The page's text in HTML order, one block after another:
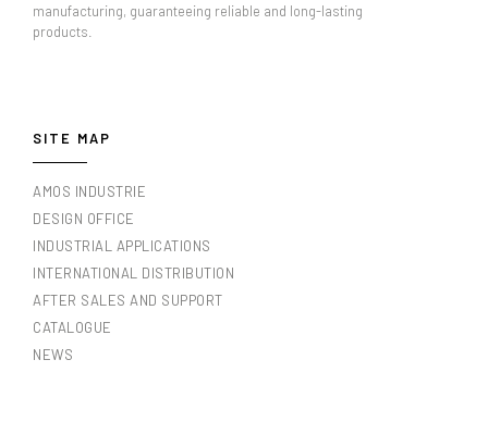
manufacturing, guaranteeing reliable and long-lasting
products.
SITE MAP
AMOS INDUSTRIE
DESIGN OFFICE
INDUSTRIAL APPLICATIONS
INTERNATIONAL DISTRIBUTION
AFTER SALES AND SUPPORT
CATALOGUE
NEWS